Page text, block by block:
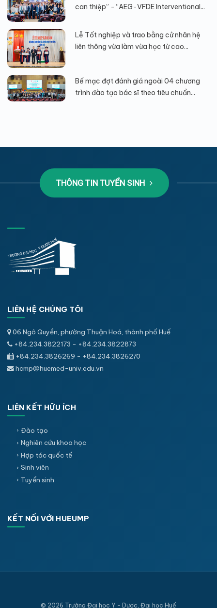
can thiệp” - “AEG-VFDE Interventional...
Lễ Tốt nghiệp và trao bằng cử nhân hệ
liên thông vừa làm vừa học từ cao...
Bế mạc đợt đánh giá ngoài 04 chương
trình đào tạo bác sĩ theo tiêu chuẩn...
THÔNG TIN TUYỂN SINH
LIÊN HỆ CHÚNG TÔI
06 Ngô Quyền, phường Thuận Hoá, thành phố Huế
+84.234.3822173 - +84.234.3822873
+84.234.3826269 - +84.234.3826270
hcmp@huemed-univ.edu.vn
LIÊN KẾT HỮU ÍCH
Đào tạo
Nghiên cứu khoa học
Hợp tác quốc tế
Sinh viên
Tuyển sinh
KẾT NỐI VỚI HUEUMP
© 2026 Trường Đại học Y - Dược, Đại học Huế